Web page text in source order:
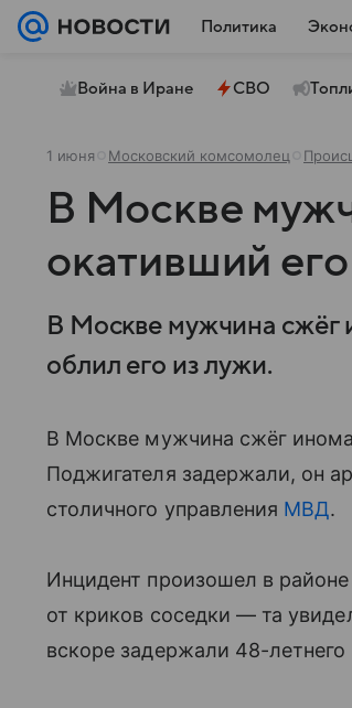
Политика
Война в Иране СВО
1 июня Московский комсомолец
В Москве
окативший
В Москве мужчина сжёг
облил его из лужи.
В Москве мужчина сжёг
Поджигателя задержали, он
столичного управления МВД.
Инцидент произошел в
от криков соседки — та
вскоре задержали 48-летнего